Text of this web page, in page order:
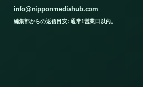
info@nipponmediahub.com
編集部からの返信目安: 通常1営業日以内。